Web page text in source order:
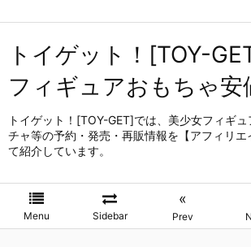
トイゲット！[TOY-
フィギュアおもちゃ安
トイゲット！[TOY-GET]では、美少女フィギ
チャ等の予約・発売・再販情報を【アフィリエ
て紹介しています。
Menu Sidebar
«
Prev